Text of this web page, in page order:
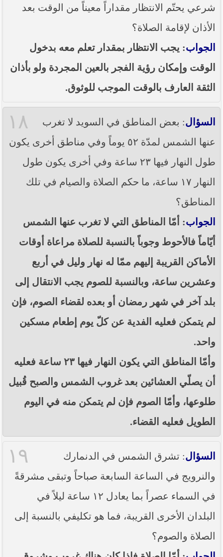
شرعي يحتّم الانتظار مقداراً معيناً من الوقت بعد
الأذان لإقامة الصلاة؟
الجواب: يجب الانتظار بمقدار تعلم معه بدخول
الوقت وإمكان رؤية الفجر بالعين المجردة ولو بأذان
الثقة العارف بالوقت الموجب للوثوق.
١٨ السؤال: بعض المناطق في السويد لا تغرب
عنها الشمس لمدّة ٥٢ يوماً وفي مناطق أخرى يكون
طول النهار فيها ٢٣ ساعة وفي أخرى يكون طول
النهار ١٧ ساعة، ما حكم الصلاة والصيام في تلك
المناطق؟
الجواب: أمّا المناطق التي لا تغرب عنها الشمس
أيّاماً فالأحوط وجوباً بالنسبة للصلاة مراعاة أوقات
الأماكن القريبة إليهم ممّا له نهار وليل في أربع
وعشرين ساعة، وبالنسبة للصوم يجب الانتقال إلى
بلد آخر في شهر رمضان أو بعده لقضاء الصوم، فإن
لم يتمكن فعليه الفدية عن كلّ يوم إطعام مسكين
واحد.
وأمّا المناطق التي يكون النهار فيها ٢٣ ساعة فعليه
أن يصلّي العشائين بعد غروب الشمس والصبح قُبيل
طلوعها، وأمّا الصوم فإن لم يتمكن منه في اليوم
الطويل فعليه القضاء.
١٩ السؤال: تشرق الشمس في الدنمارك
والنرويج في الساعة السابعة صباحاً وتبقى مشرقةً
في السماء عصراً بما يعادل ١٢ ساعة ليلاً في
البلدان الأخرى القريبة، فما هو تكليفي بالنسبة إلى
الصلاة والصوم؟